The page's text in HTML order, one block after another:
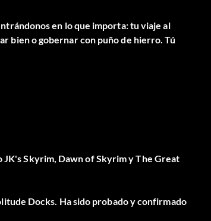
en lo que importa:tu viaje al
bien o gobernar con puño de hierro. Tú
JK's Skyrim, Dawn of Skyrim y The Great
Docks. Ha sido probado y confirmado